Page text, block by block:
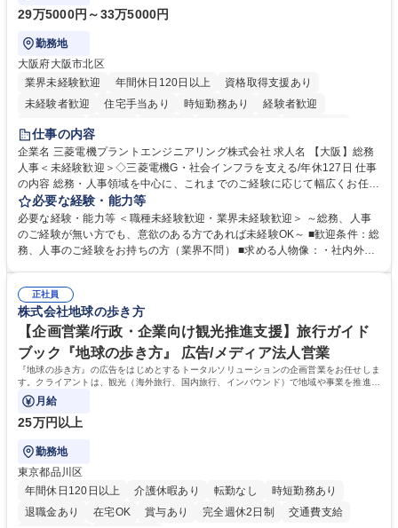
29万5000円～33万5000円
勤務地
大阪府大阪市北区
業界未経験歓迎
年間休日120日以上
資格取得支援あり
未経験者歓迎
住宅手当あり 時短勤務あり
経験者歓迎
退職金あり
駅近5分以内
土日祝休み 服装自由 寮・社宅あり 食事補助あり
仕事の内容
企業名 三菱電機プラントエンジニアリング株式会社 求人名 【大阪】総務
人事＜未経験歓迎＞◇三菱電機G・社会インフラを支える/年休127日 仕事
の内容 総務・人事領域を中心に、これまでのご経験に応じて幅広くお任せ
します。 ＜具体的には＞ ・総務/人事労務（給与・社保・勤怠管理など）
・採用・教育研修 ・福利厚生運用 など ※基本的には事務所勤務ですが、
採用や教育等の業務内容により、関西圏以外への日帰り・宿泊を伴う国内
出張もございます。 ※担当業務を持ちつつ、お互いに助け合いながら、総
必要な経験・能力等
必要な経験・能力等 ＜職種未経験歓迎・業界未経験歓迎＞ ～総務、人事
のご経験が無い方でも、意欲のある方であれば未経験OK～ ■歓迎条件：総
務、人事のご経験をお持ちの方（業界不問） ■求める人物像：・社内外の
正社員
株式会社地球の歩き方
【企画営業/行政・企業向け観光推進支援】旅行ガイド
ブック『地球の歩き方』 広告/メディア法人営業
『地球の歩き方』の広告をはじめとするトータルソリューションの企画営業をお任せしま
す。クライアントは、観光（海外旅行、国内旅行、インバウンド）で地域や事業を推進し
たい国内外の行政や企業です。
月給
25万円以上
勤務地
東京都品川区
年間休日120日以上
介護休暇あり 転勤なし
時短勤務あり
退職金あり
在宅OK 賞与あり 完全週休2日制
交通費支給